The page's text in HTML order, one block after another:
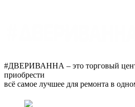
#ДВЕРИВАННА – это торговый
приобрести
всё самое лучшее для ремонта в